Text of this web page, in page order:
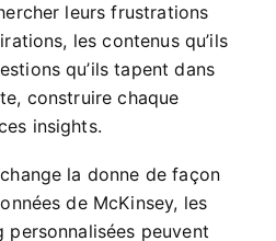
leurs frustrations
les contenus qu’ils
qu’ils tapent dans
construire chaque
insights.
la donne de façon
de McKinsey, les
peuvent